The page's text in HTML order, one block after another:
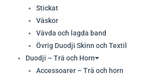
Stickat
Väskor
Vävda och lagda band
Övrig Duodji Skinn och Textil
Duodji – Trä och Horn
Accessoarer – Trä och horn